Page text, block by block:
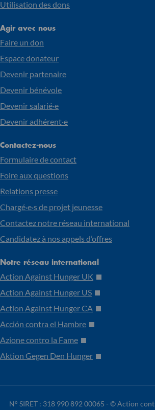
Utilisation des dons
Agir avec nous
Faire un don
Espace donateur
Devenir partenaire
Devenir bénévole
Devenir salarié·e
Devenir adhérent·e
Contactez-nous
Formulaire de contact
Foire aux questions
Relations presse
Chargé·e·s de projet jeunesse
Contactez notre réseau international
Candidatez à nos appels d’offres
Notre réseau international
Action Against Hunger UK
Action Against Hunger US
Action Against Hunger CA
Acción contra el Hambre
Azione contro la Fame
Aktion Gegen Den Hunger
N° SIRET : 318 990 892 00065 - © Action